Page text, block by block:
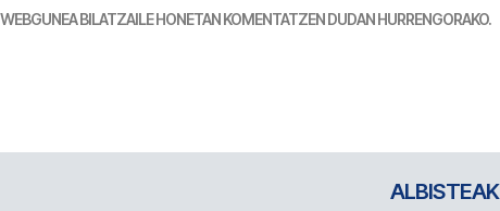
BILATZAILE HONETAN KOMENTATZEN DUDAN HURRENGORAKO.
ALBISTEAK